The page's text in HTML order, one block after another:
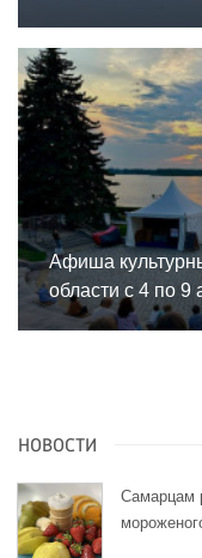
Афиша
области с 4 по 9
НОВОСТИ
Самарцам